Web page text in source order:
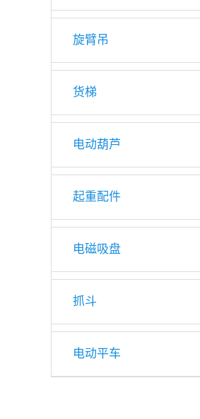
旋臂吊
货梯
电动葫芦
起重配件
电磁吸盘
抓斗
电动平车